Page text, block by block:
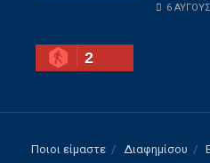
6
2
Ποιοι είμαστε Διαφημίσου